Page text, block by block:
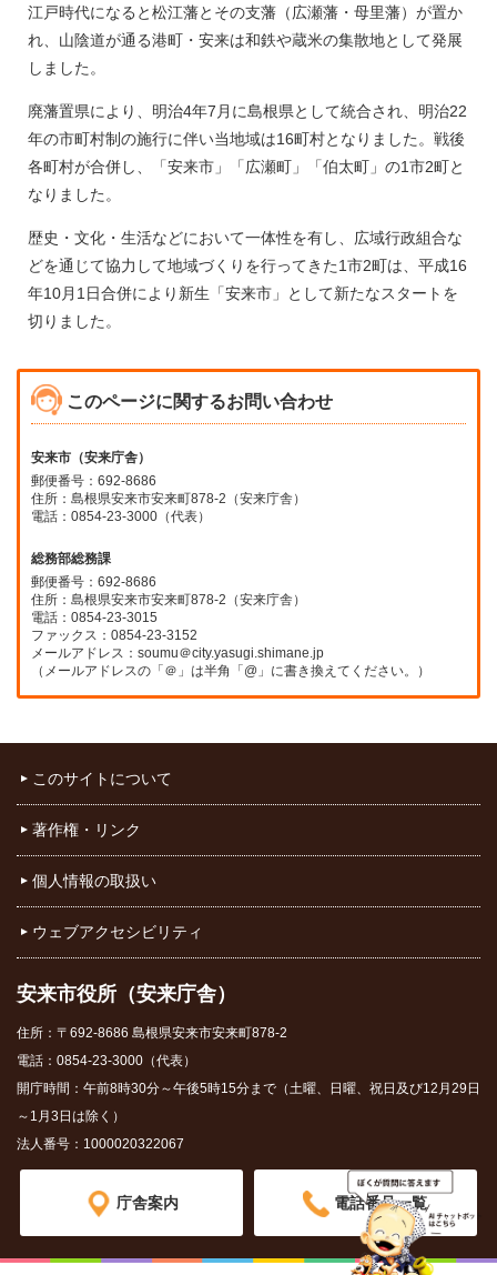
江戸時代になると松江藩とその支藩（広瀬藩・母里藩）が置か
れ、山陰道が通る港町・安来は和鉄や蔵米の集散地として発展
しました。
廃藩置県により、明治4年7月に島根県として統合され、明治22
年の市町村制の施行に伴い当地域は16町村となりました。戦後
各町村が合併し、「安来市」「広瀬町」「伯太町」の1市2町と
なりました。
歴史・文化・生活などにおいて一体性を有し、広域行政組合な
どを通じて協力して地域づくりを行ってきた1市2町は、平成16
年10月1日合併により新生「安来市」として新たなスタートを
切りました。
このページに関するお問い合わせ
安来市（安来庁舎）
郵便番号：692-8686
住所：島根県安来市安来町878-2（安来庁舎）
電話：0854-23-3000（代表）
総務部総務課
郵便番号：692-8686
住所：島根県安来市安来町878-2（安来庁舎）
電話：0854-23-3015
ファックス：0854-23-3152
メールアドレス：soumu＠city.yasugi.shimane.jp
（メールアドレスの「＠」は半角「@」に書き換えてください。）
このサイトについて
著作権・リンク
個人情報の取扱い
ウェブアクセシビリティ
安来市役所（安来庁舎）
住所：〒692-8686 島根県安来市安来町878-2
電話：0854-23-3000（代表）
開庁時間：午前8時30分～午後5時15分まで（土曜、日曜、祝日及び12月29日
～1月3日は除く）
法人番号：1000020322067
庁舎案内 電話番号一覧